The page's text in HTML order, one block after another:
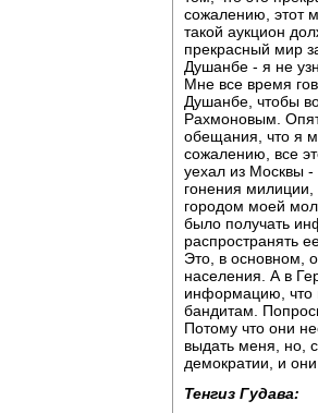
сожалению, этот
такой аукцион
прекрасный мир
Душанбе - я не
Мне все время
Душанбе, чтобы
Рахмоновым.
обещания, что я
сожалению, все
уехал из Москвы
гонения милиции,
городом моей
было получать
распространять
Это, в основном,
населения. А в
информацию, что
бандитам.
Потому что они
выдать меня, но,
демократии, и
Тенгиз Гудава: